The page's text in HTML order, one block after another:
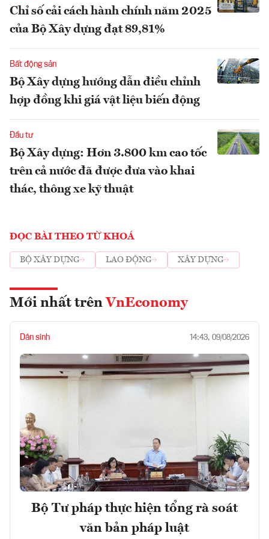
Chỉ số cải cách hành chính năm 2025
của Bộ Xây dựng đạt 89,81%
Bất động sản
Bộ Xây dựng hướng dẫn điều chỉnh
hợp đồng khi giá vật liệu biến động
Đầu tư
Bộ Xây dựng: Hơn 3.800 km cao tốc
trên cả nước đã được đưa vào khai
thác, thông xe kỹ thuật
ĐỌC BÀI THEO TỪ KHOÁ
BỘ XÂY DỰNG LAO ĐỘNG XÂY DỰNG
Mới nhất trên VnEconomy
Dân sinh 14:43, 09/08/2026
Bộ Tư pháp thực hiện tổng rà soát
văn bản pháp luật